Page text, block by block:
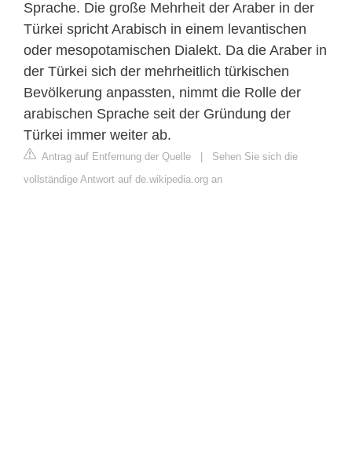
Sprache. Die große Mehrheit der Araber in der
Türkei spricht Arabisch in einem levantischen
oder mesopotamischen Dialekt. Da die Araber in
der Türkei sich der mehrheitlich türkischen
Bevölkerung anpassten, nimmt die Rolle der
arabischen Sprache seit der Gründung der
Türkei immer weiter ab.
Antrag auf Entfernung der Quelle | Sehen Sie sich die
vollständige Antwort auf de.wikipedia.org an